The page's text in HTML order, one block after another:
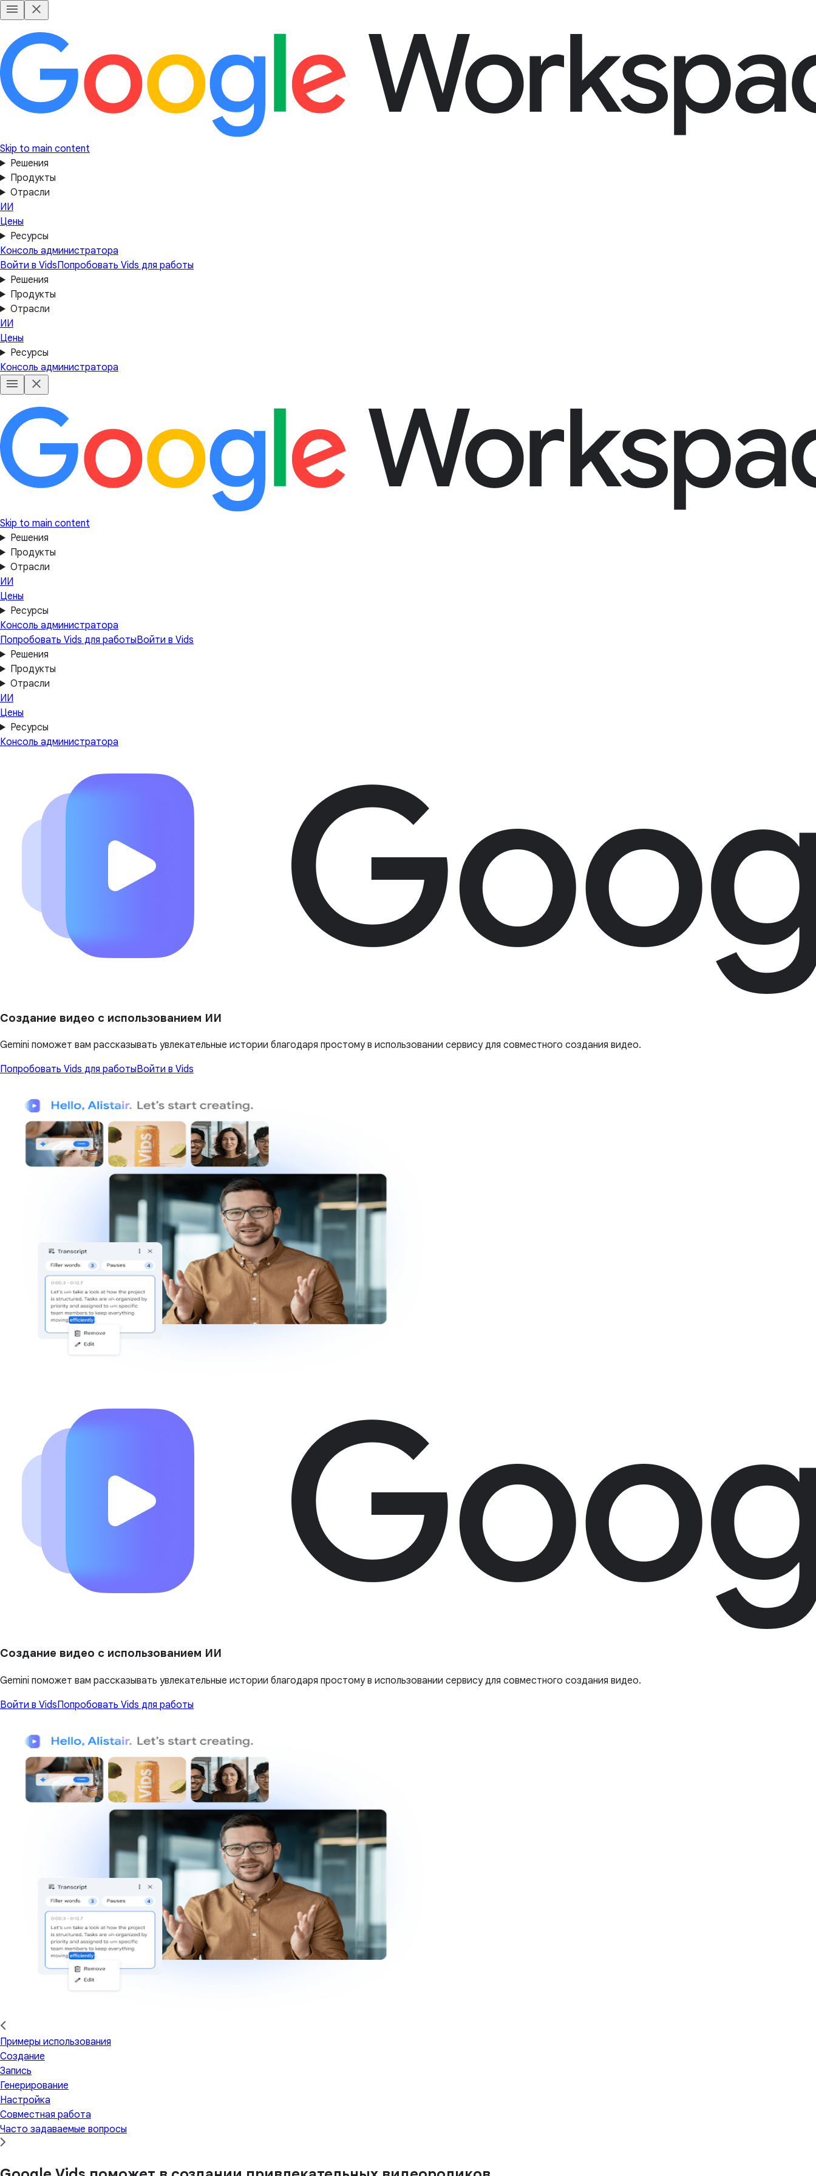
Skip to main content
Решения
Продукты
Отрасли
ИИ
Цены
Ресурсы
Консоль администратора
Войти в VidsПопробовать Vids для работы
Решения
Продукты
Отрасли
ИИ
Цены
Ресурсы
Консоль администратора
Skip to main content
Решения
Продукты
Отрасли
ИИ
Цены
Ресурсы
Консоль администратора
Попробовать Vids для работыВойти в Vids
Решения
Продукты
Отрасли
ИИ
Цены
Ресурсы
Консоль администратора
Создание видео с использованием ИИ
Gemini поможет вам рассказывать увлекательные истории благодаря простому в использовании сервису для совместного создания видео.
Попробовать Vids для работыВойти в Vids
Создание видео с использованием ИИ
Gemini поможет вам рассказывать увлекательные истории благодаря простому в использовании сервису для совместного создания видео.
Войти в VidsПопробовать Vids для работы
Примеры использования
Создание
Запись
Генерирование
Настройка
Совместная работа
Часто задаваемые вопросы